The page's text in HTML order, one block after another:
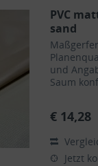
PVC
sand
und
Saum
€ 14,28
Jetzt